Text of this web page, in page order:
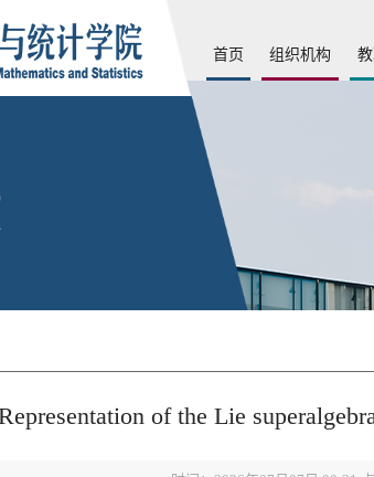
首页 组织机构
of the Lie